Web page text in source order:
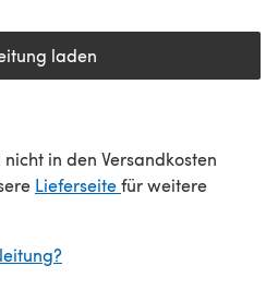
laden
(öffnet sich in einem neuen
in den Versandkosten
Lieferseite(öffnet sich in
für weitere